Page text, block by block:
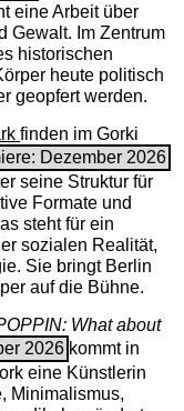
eine Arbeit über
Gewalt. Im Zentrum
historischen
heute politisch
geopfert werden.
finden im Gorki
Dezember 2026
seine Struktur für
Formate und
steht für ein
sozialen Realität,
Sie bringt Berlin
auf die Bühne.
What about
2026 kommt in
eine Künstlerin
Minimalismus,